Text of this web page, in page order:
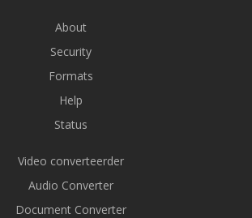
About
Security
Formats
Help
Status
Video converteerder
Audio Converter
Document Converter